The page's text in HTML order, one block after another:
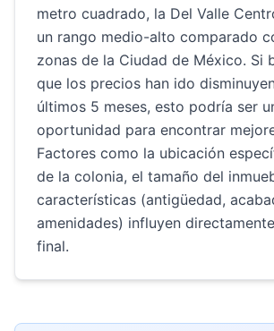
metro cuadrado, la Del Valle
un rango medio-alto comparado
zonas de la Ciudad de México. Si
que los precios han ido
últimos 5 meses, esto podría ser
oportunidad para encontrar
Factores como la ubicación
de la colonia, el tamaño del
características (antigüedad,
amenidades) influyen
final.